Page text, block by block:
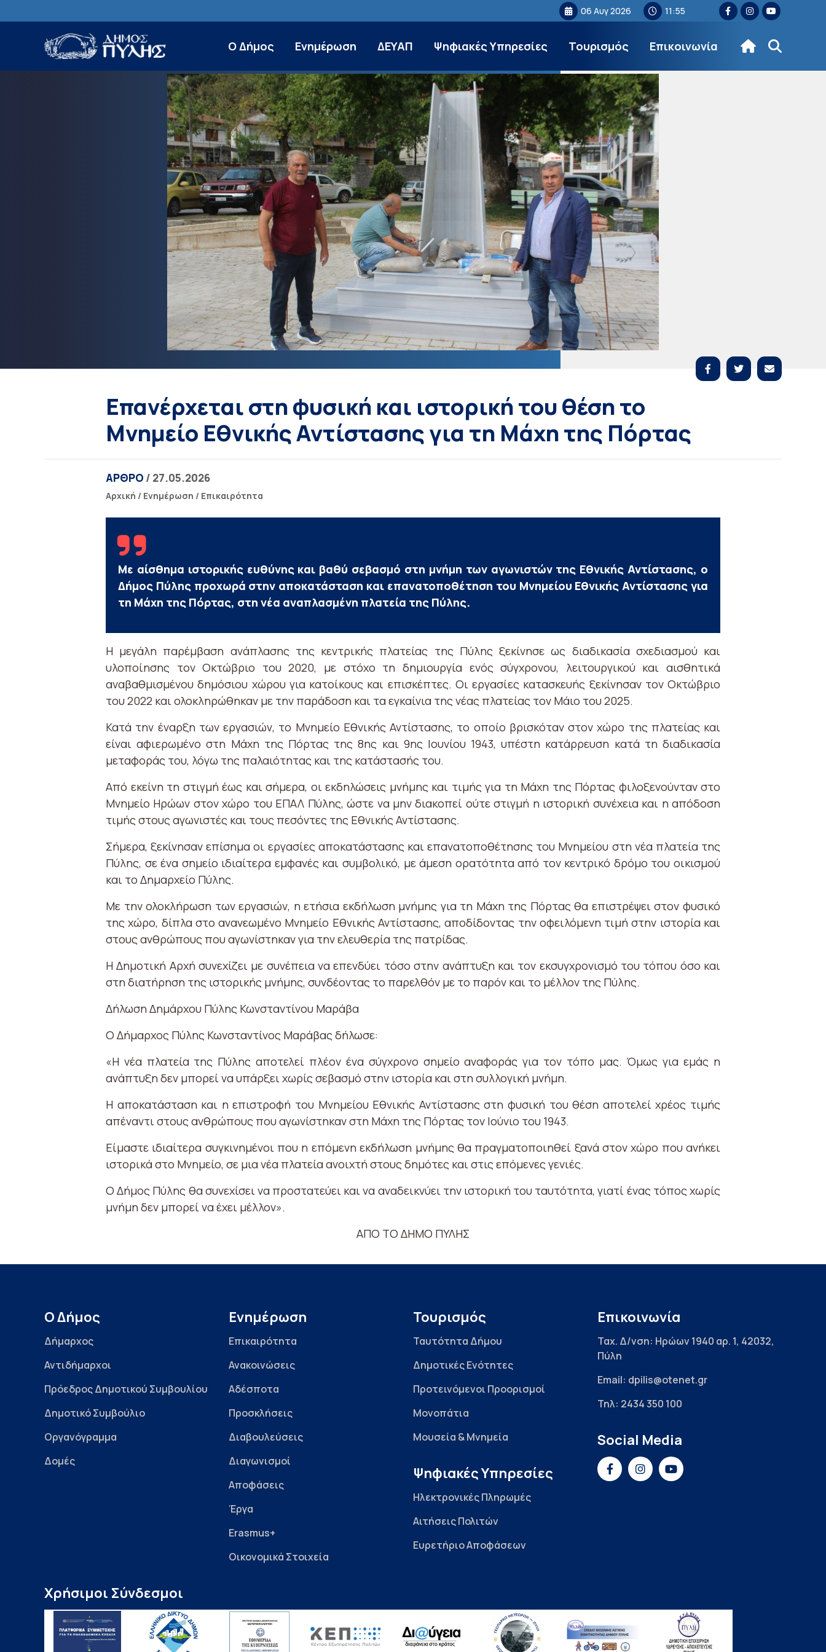
06 Αυγ 2026 11:55
Ο Δήμος Ενημέρωση ΔΕΥΑΠ Ψηφιακές Υπηρεσίες Τουρισμός Επικοινωνία
Επανέρχεται στη φυσική και ιστορική του θέση το
Μνημείο Εθνικής Αντίστασης για τη Μάχη της Πόρτας
ΑΡΘΡΟ / 27.05.2026
Αρχική / Ενημέρωση / Επικαιρότητα
Με αίσθημα ιστορικής ευθύνης και βαθύ σεβασμό στη μνήμη των αγωνιστών της Εθνικής Αντίστασης, ο
Δήμος Πύλης προχωρά στην αποκατάσταση και επανατοποθέτηση του Μνημείου Εθνικής Αντίστασης για
τη Μάχη της Πόρτας, στη νέα αναπλασμένη πλατεία της Πύλης.
Η μεγάλη παρέμβαση ανάπλασης της κεντρικής πλατείας της Πύλης ξεκίνησε ως διαδικασία σχεδιασμού και
υλοποίησης τον Οκτώβριο του 2020, με στόχο τη δημιουργία ενός σύγχρονου, λειτουργικού και αισθητικά
αναβαθμισμένου δημόσιου χώρου για κατοίκους και επισκέπτες. Οι εργασίες κατασκευής ξεκίνησαν τον Οκτώβριο
του 2022 και ολοκληρώθηκαν με την παράδοση και τα εγκαίνια της νέας πλατείας τον Μάιο του 2025.
Κατά την έναρξη των εργασιών, το Μνημείο Εθνικής Αντίστασης, το οποίο βρισκόταν στον χώρο της πλατείας και
είναι αφιερωμένο στη Μάχη της Πόρτας της 8ης και 9ης Ιουνίου 1943, υπέστη κατάρρευση κατά τη διαδικασία
μεταφοράς του, λόγω της παλαιότητας και της κατάστασής του.
Από εκείνη τη στιγμή έως και σήμερα, οι εκδηλώσεις μνήμης και τιμής για τη Μάχη της Πόρτας φιλοξενούνταν στο
Μνημείο Ηρώων στον χώρο του ΕΠΑΛ Πύλης, ώστε να μην διακοπεί ούτε στιγμή η ιστορική συνέχεια και η απόδοση
τιμής στους αγωνιστές και τους πεσόντες της Εθνικής Αντίστασης.
Σήμερα, ξεκίνησαν επίσημα οι εργασίες αποκατάστασης και επανατοποθέτησης του Μνημείου στη νέα πλατεία της
Πύλης, σε ένα σημείο ιδιαίτερα εμφανές και συμβολικό, με άμεση ορατότητα από τον κεντρικό δρόμο του οικισμού
και το Δημαρχείο Πύλης.
Με την ολοκλήρωση των εργασιών, η ετήσια εκδήλωση μνήμης για τη Μάχη της Πόρτας θα επιστρέψει στον φυσικό
της χώρο, δίπλα στο ανανεωμένο Μνημείο Εθνικής Αντίστασης, αποδίδοντας την οφειλόμενη τιμή στην ιστορία και
στους ανθρώπους που αγωνίστηκαν για την ελευθερία της πατρίδας.
Η Δημοτική Αρχή συνεχίζει με συνέπεια να επενδύει τόσο στην ανάπτυξη και τον εκσυγχρονισμό του τόπου όσο και
στη διατήρηση της ιστορικής μνήμης, συνδέοντας το παρελθόν με το παρόν και το μέλλον της Πύλης.
Δήλωση Δημάρχου Πύλης Κωνσταντίνου Μαράβα
Ο Δήμαρχος Πύλης Κωνσταντίνος Μαράβας δήλωσε:
«Η νέα πλατεία της Πύλης αποτελεί πλέον ένα σύγχρονο σημείο αναφοράς για τον τόπο μας. Όμως για εμάς η
ανάπτυξη δεν μπορεί να υπάρξει χωρίς σεβασμό στην ιστορία και στη συλλογική μνήμη.
Η αποκατάσταση και η επιστροφή του Μνημείου Εθνικής Αντίστασης στη φυσική του θέση αποτελεί χρέος τιμής
απέναντι στους ανθρώπους που αγωνίστηκαν στη Μάχη της Πόρτας τον Ιούνιο του 1943.
Είμαστε ιδιαίτερα συγκινημένοι που η επόμενη εκδήλωση μνήμης θα πραγματοποιηθεί ξανά στον χώρο που ανήκει
ιστορικά στο Μνημείο, σε μια νέα πλατεία ανοιχτή στους δημότες και στις επόμενες γενιές.
Ο Δήμος Πύλης θα συνεχίσει να προστατεύει και να αναδεικνύει την ιστορική του ταυτότητα, γιατί ένας τόπος χωρίς
μνήμη δεν μπορεί να έχει μέλλον».
ΑΠΟ ΤΟ ΔΗΜΟ ΠΥΛΗΣ
Ο Δήμος
Δήμαρχος
Αντιδήμαρχοι
Πρόεδρος Δημοτικού Συμβουλίου
Δημοτικό Συμβούλιο
Οργανόγραμμα
Δομές
Ενημέρωση
Επικαιρότητα
Ανακοινώσεις
Αδέσποτα
Προσκλήσεις
Διαβουλεύσεις
Διαγωνισμοί
Αποφάσεις
Έργα
Erasmus+
Οικονομικά Στοιχεία
Τουρισμός
Ταυτότητα Δήμου
Δημοτικές Ενότητες
Προτεινόμενοι Προορισμοί
Μονοπάτια
Μουσεία & Μνημεία
Ψηφιακές Υπηρεσίες
Ηλεκτρονικές Πληρωμές
Αιτήσεις Πολιτών
Ευρετήριο Αποφάσεων
Επικοινωνία
Ταχ. Δ/νση: Ηρώων 1940 αρ. 1, 42032,
Πύλη
Email: dpilis@otenet.gr
Τηλ: 2434 350 100
Social Media
Χρήσιμοι Σύνδεσμοι